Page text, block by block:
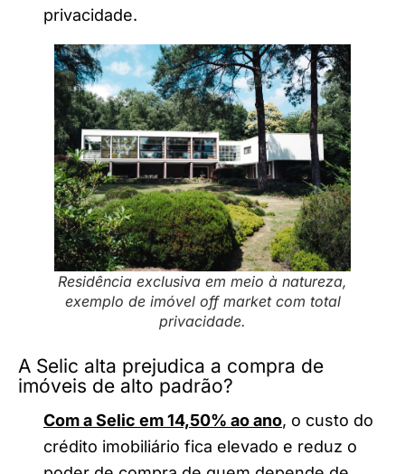
privacidade.
Residência exclusiva em meio à natureza,
exemplo de imóvel off market com total
privacidade.
A Selic alta prejudica a compra de
imóveis de alto padrão?
Com a Selic em 14,50% ao ano, o custo do
crédito imobiliário fica elevado e reduz o